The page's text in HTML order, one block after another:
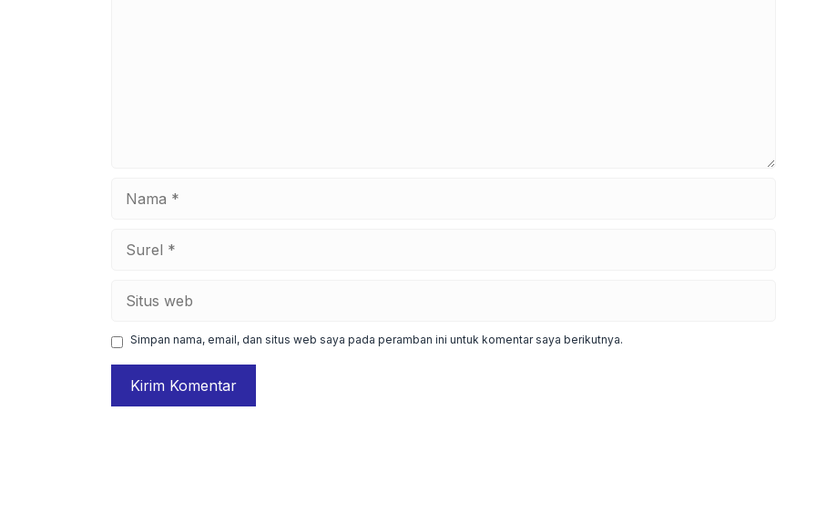
Simpan nama, email, dan situs web saya pada peramban ini untuk komentar saya berikutnya.